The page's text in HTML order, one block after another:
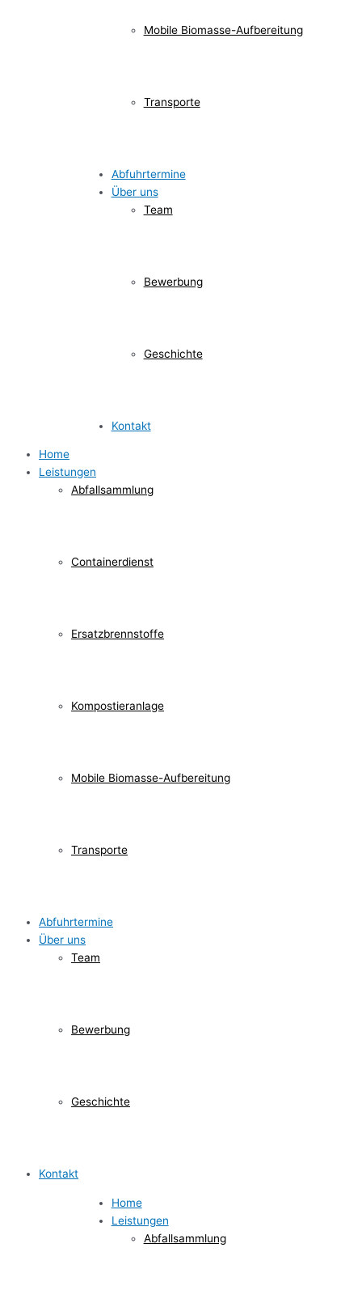
Mobile Biomasse-Aufbereitung
Transporte
Abfuhrtermine
Über uns
Team
Bewerbung
Geschichte
Kontakt
Home
Leistungen
Abfallsammlung
Containerdienst
Ersatzbrennstoffe
Kompostieranlage
Mobile Biomasse-Aufbereitung
Transporte
Abfuhrtermine
Über uns
Team
Bewerbung
Geschichte
Kontakt
Home
Leistungen
Abfallsammlung